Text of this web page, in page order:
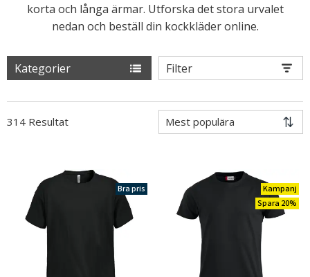
korta och långa ärmar. Utforska det stora urvalet
nedan och beställ din kockkläder online.
Kategorier Filter
314 Resultat
Bra pris
Kampanj
Spara 20%